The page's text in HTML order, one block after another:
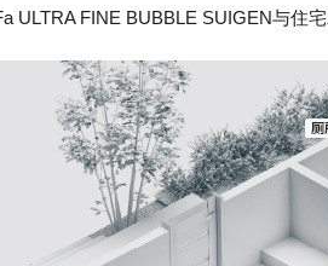
ULTRA FINE BUBBLE SUIGEN与住